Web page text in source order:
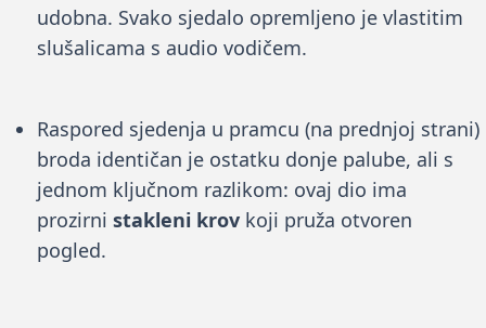
udobna. Svako sjedalo opremljeno je vlastitim
slušalicama s audio vodičem.
Raspored sjedenja u pramcu (na prednjoj strani)
broda identičan je ostatku donje palube, ali s
jednom ključnom razlikom: ovaj dio ima
prozirnistakleni krov koji pruža otvoren
pogled.